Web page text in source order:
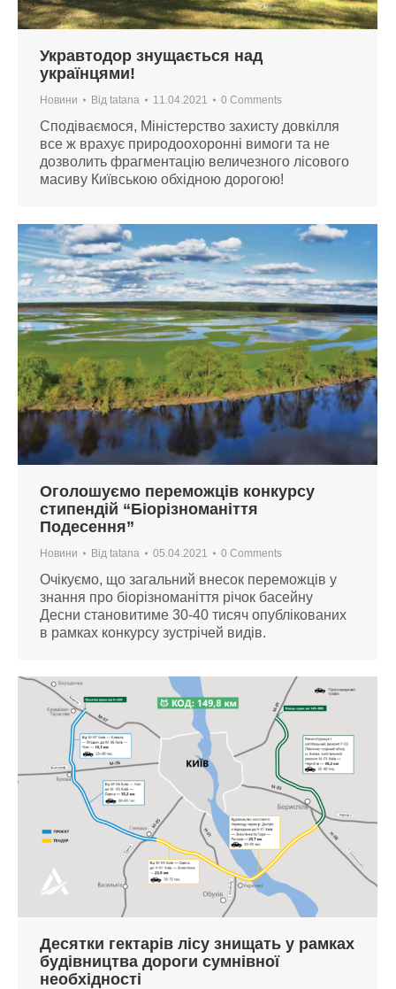
Укравтодор знущається над
українцями!
Новини Від tatana 11.04.2021 0 Comments
Сподіваємося, Міністерство захисту довкілля
все ж врахує природоохоронні вимоги та не
дозволить фрагментацію величезного лісового
масиву Київською обхідною дорогою!
Оголошуємо переможців конкурсу
стипендій “Біорізноманіття
Подесення”
Новини Від tatana 05.04.2021 0 Comments
Очікуємо, що загальний внесок переможців у
знання про біорізноманіття річок басейну
Десни становитиме 30-40 тисяч опублікованих
в рамках конкурсу зустрічей видів.
Десятки гектарів лісу знищать у рамках
будівництва дороги сумнівної
необхідності